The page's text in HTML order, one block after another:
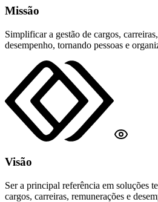
Missão
Simplificar a gestão de cargos,
desempenho, tornando pessoas e
Visão
Ser a principal referência em soluções
cargos, carreiras, remunerações e